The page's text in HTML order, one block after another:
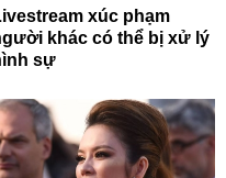
xúc phạm
khác có thể bị xử lý
sự